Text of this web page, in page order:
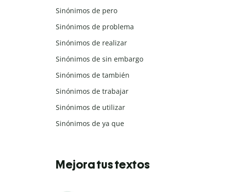
Sinónimos de pero
Sinónimos de problema
Sinónimos de realizar
Sinónimos de sin embargo
Sinónimos de también
Sinónimos de trabajar
Sinónimos de utilizar
Sinónimos de ya que
Mejora tus textos